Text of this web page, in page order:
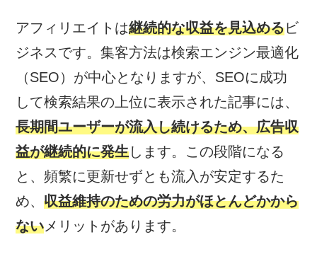
アフィリエイトは継続的な収益を見込めるビ
ジネスです。集客方法は検索エンジン最適化
（SEO）が中心となりますが、SEOに成功
して検索結果の上位に表示された記事には、
長期間ユーザーが流入し続けるため、広告収
益が継続的に発生します。この段階になる
と、頻繁に更新せずとも流入が安定するた
め、収益維持のための労力がほとんどかから
ないメリットがあります。